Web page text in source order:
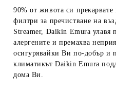
90% от живота си
филтри за пречистване на
Streamer, Daikin Emura улавя
алергените и премахва
осигурявайки Ви по-добър и
климатикът Daikin Emura
дома Ви.